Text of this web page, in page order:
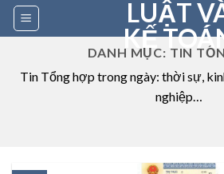
Skip
LUẬT
KẾ
DANH MỤC: TIN
Tin Tổng hợp trong ngày: thời sự,
nghiệp…